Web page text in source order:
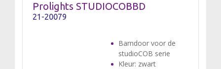
Prolights STUDIOCOBBD
21-20079
Barndoor voor de
studioCOB serie
Kleur: zwart